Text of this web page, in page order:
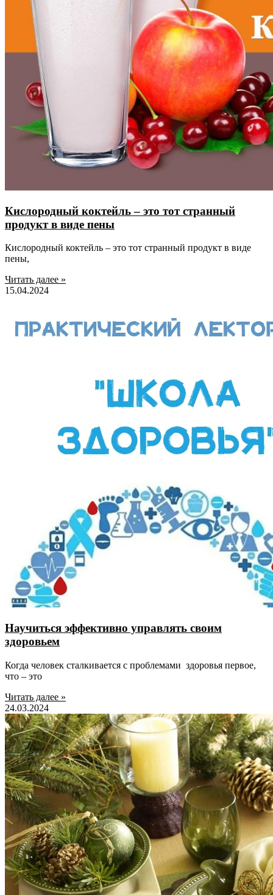
Кислородный коктейль – это тот странный
продукт в виде пены
Кислородный коктейль – это тот странный продукт в виде
пены,
Читать далее »
15.04.2024
Научиться эффективно управлять своим
здоровьем
Когда человек сталкивается с проблемами здоровья первое,
что – это
Читать далее »
24.03.2024